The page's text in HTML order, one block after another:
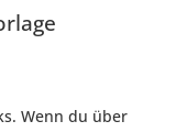
Wenn du über